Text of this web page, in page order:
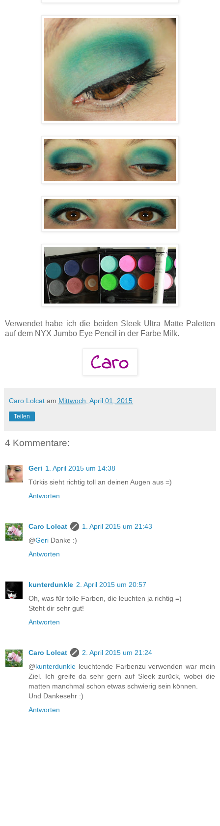
Verwendet habe ich die beiden Sleek Ultra Matte Paletten
auf dem NYX Jumbo Eye Pencil in der Farbe Milk.
Caro Lolcat am Mittwoch, April 01, 2015
Teilen
4 Kommentare:
Geri 1. April 2015 um 14:38
Türkis sieht richtig toll an deinen Augen aus =)
Antworten
Caro Lolcat
1. April 2015 um 21:43
@Geri Danke :)
Antworten
kunterdunkle 2. April 2015 um 20:57
Oh, was für tolle Farben, die leuchten ja richtig =)
Steht dir sehr gut!
Antworten
Caro Lolcat
2. April 2015 um 21:24
@kunterdunkle leuchtende Farbenzu verwenden war mein
Ziel. Ich greife da sehr gern auf Sleek zurück, wobei die
matten manchmal schon etwas schwierig sein können.
Und Dankesehr :)
Antworten